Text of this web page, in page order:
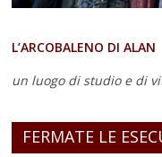
L’ARCOBALENO DI ALAN
un luogo di studio e di
FERMATE LE